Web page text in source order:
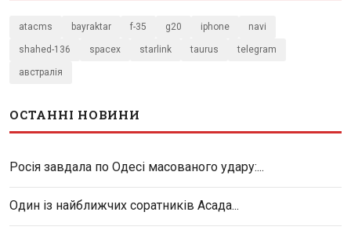
atacms bayraktar f-35 g20 iphone navi
shahed-136 spacex starlink taurus telegram
австралія
ОСТАННІ НОВИНИ
Росія завдала по Одесі масованого удару:...
Один із найближчих соратників Асада...